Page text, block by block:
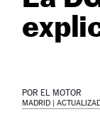
POR EL MOTOR
MADRID |